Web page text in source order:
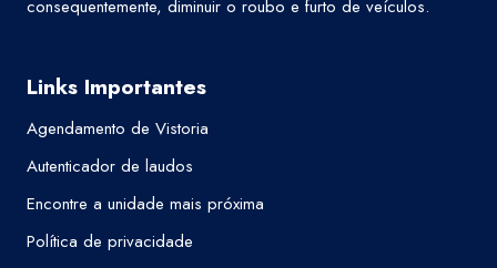
consequentemente, diminuir o roubo e furto de veículos.
Links Importantes
Agendamento de Vistoria
Autenticador de laudos
Encontre a unidade mais próxima
Política de privacidade